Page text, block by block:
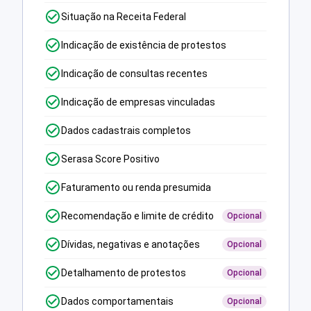
Situação na Receita Federal
Indicação de existência de protestos
Indicação de consultas recentes
Indicação de empresas vinculadas
Dados cadastrais completos
Serasa Score Positivo
Faturamento ou renda presumida
Recomendação e limite de crédito Opcional
Dívidas, negativas e anotações Opcional
Detalhamento de protestos Opcional
Dados comportamentais Opcional